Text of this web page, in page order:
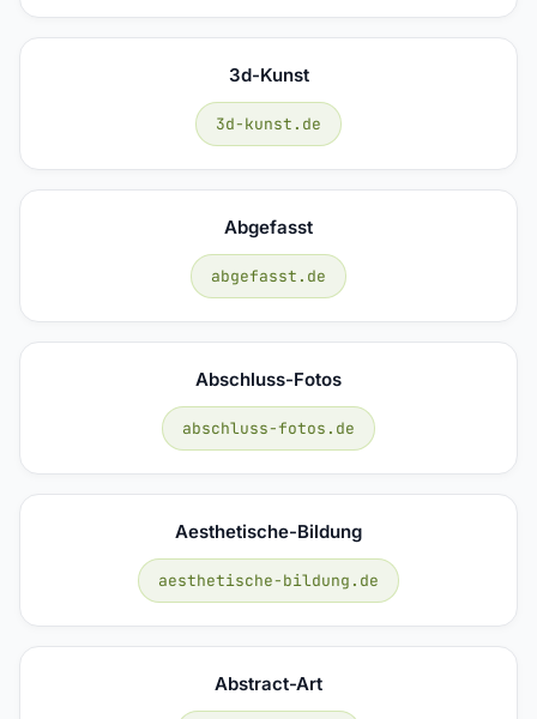
3d-Kunst
3d-kunst.de
Abgefasst
abgefasst.de
Abschluss-Fotos
abschluss-fotos.de
Aesthetische-Bildung
aesthetische-bildung.de
Abstract-Art